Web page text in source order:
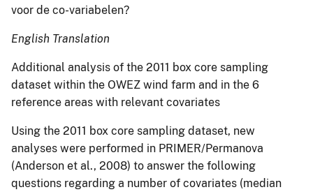
voor de co-variabelen?
English Translation
Additional analysis of the 2011 box core sampling
dataset within the OWEZ wind farm and in the 6
reference areas with relevant covariates
Using the 2011 box core sampling dataset, new
analyses were performed in PRIMER/Permanova
(Anderson et al., 2008) to answer the following
questions regarding a number of covariates (median